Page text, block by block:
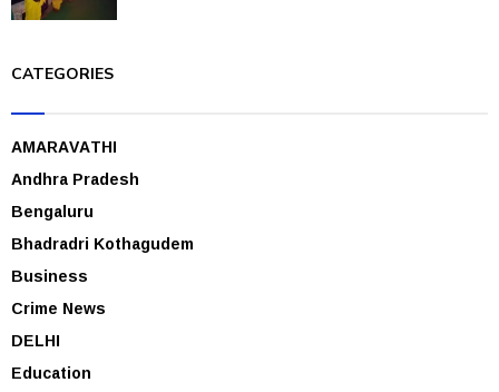
CATEGORIES
AMARAVATHI
Andhra Pradesh
Bengaluru
Bhadradri Kothagudem
Business
Crime News
DELHI
Education